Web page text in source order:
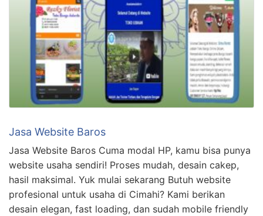
Jasa Website Baros
Jasa Website Baros Cuma modal HP, kamu bisa punya
website usaha sendiri! Proses mudah, desain cakep,
hasil maksimal. Yuk mulai sekarang Butuh website
profesional untuk usaha di Cimahi? Kami berikan
desain elegan, fast loading, dan sudah mobile friendly